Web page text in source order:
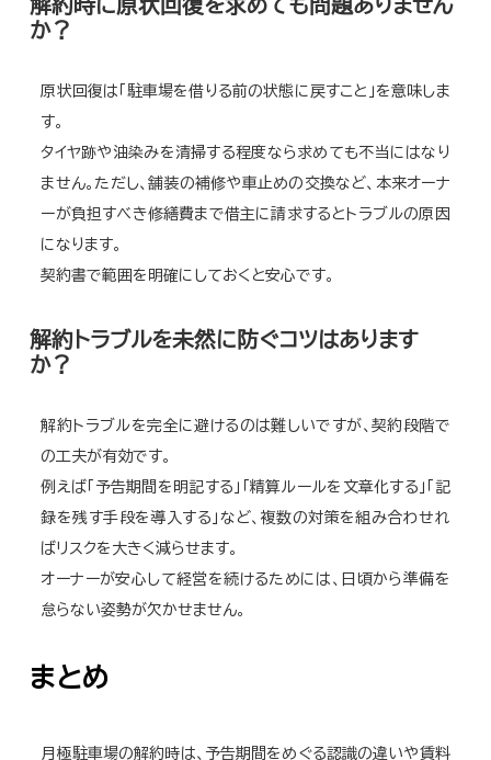
解約時に原状回復を求めても問題ありません
か？
原状回復は「駐車場を借りる前の状態に戻すこと」を意味しま
す。
タイヤ跡や油染みを清掃する程度なら求めても不当にはなり
ません。ただし、舗装の補修や車止めの交換など、本来オーナ
ーが負担すべき修繕費まで借主に請求するとトラブルの原因
になります。
契約書で範囲を明確にしておくと安心です。
解約トラブルを未然に防ぐコツはあります
か？
解約トラブルを完全に避けるのは難しいですが、契約段階で
の工夫が有効です。
例えば「予告期間を明記する」「精算ルールを文章化する」「記
録を残す手段を導入する」など、複数の対策を組み合わせれ
ばリスクを大きく減らせます。
オーナーが安心して経営を続けるためには、日頃から準備を
怠らない姿勢が欠かせません。
まとめ
月極駐車場の解約時は、予告期間をめぐる認識の違いや賃料